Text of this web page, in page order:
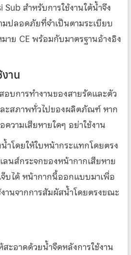
สำหรับการใช้งานใต้น้ำจึง
ปลอดภัยที่จำเป็นตามระเบียบ
าย CE พร้อมกับมาตรฐานอ้างอิง
าน
บการทำงานของสายรัดและตัว
ะสภาพทั่วไปของผลิตภัณฑ์ หาก
วามเสียหายใดๆ อย่าใช้งาน
ำโดยให้ใบหน้ากระแทกโดยตรง
ลนส์กระจกของหน้ากากเสียหาย
บได้ หน้ากากนี้ออกแบบมาเพื่อ
านจากการสัมผัสน้ำโดยตรงขณะ
สะอาดด้วยน้ำจืดหลังการใช้งาน